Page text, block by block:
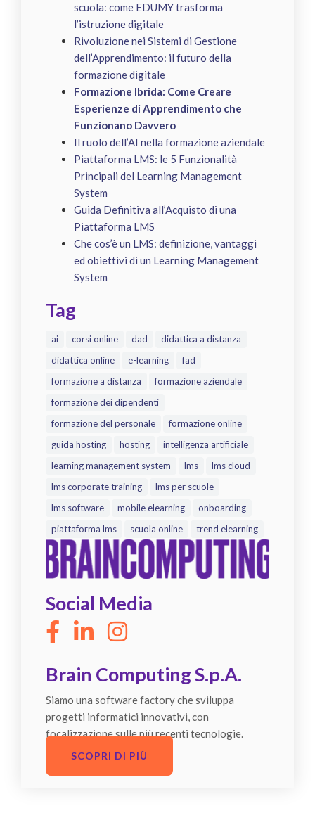
scuola: come EDUMY trasforma
l’istruzione digitale
Rivoluzione nei Sistemi di Gestione
dell’Apprendimento: il futuro della
formazione digitale
Formazione Ibrida: Come Creare
Esperienze di Apprendimento che
Funzionano Davvero
Il ruolo dell’AI nella formazione aziendale
Piattaforma LMS: le 5 Funzionalità
Principali del Learning Management
System
Guida Definitiva all’Acquisto di una
Piattaforma LMS
Che cos’è un LMS: definizione, vantaggi
ed obiettivi di un Learning Management
System
Tag
ai corsi online dad
didattica a distanza
didattica online
e-learning
fad
formazione a distanza
formazione aziendale
formazione dei dipendenti
formazione del personale
formazione online
guida hosting
hosting
intelligenza artificiale
learning management system
lms
lms cloud
lms corporate training
lms per scuole
lms software
mobile elearning
onboarding
piattaforma lms
scuola online trend elearning
Social Media
Brain Computing S.p.A.
Siamo una software factory che sviluppa
progetti informatici innovativi, con
focalizzazione sulle più recenti tecnologie.
SCOPRI DI PIÙ